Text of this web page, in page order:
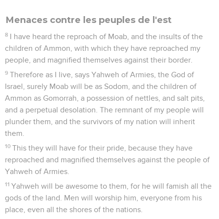
Menaces contre les peuples de l'est
8 I have heard the reproach of Moab, and the insults of the
children of Ammon, with which they have reproached my
people, and magnified themselves against their border.
9 Therefore as I live, says Yahweh of Armies, the God of
Israel, surely Moab will be as Sodom, and the children of
Ammon as Gomorrah, a possession of nettles, and salt pits,
and a perpetual desolation. The remnant of my people will
plunder them, and the survivors of my nation will inherit
them.
10 This they will have for their pride, because they have
reproached and magnified themselves against the people of
Yahweh of Armies.
11 Yahweh will be awesome to them, for he will famish all the
gods of the land. Men will worship him, everyone from his
place, even all the shores of the nations.